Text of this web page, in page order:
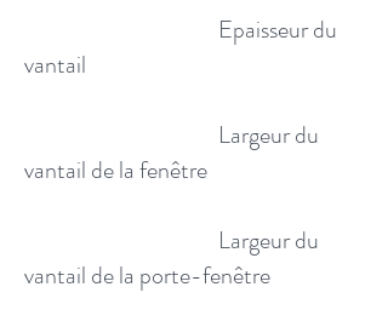
Epaisseur du
vantail
Largeur du
vantail de la fenêtre
Largeur du
vantail de la porte-fenêtre